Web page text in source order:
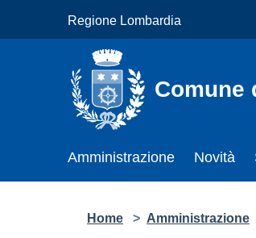
Regione Lombardia
Comune
Amministrazione Novità
Home > Amministrazione